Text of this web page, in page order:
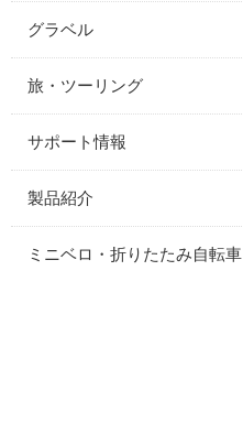
グラベル
旅・ツーリング
サポート情報
製品紹介
ミニベロ・折りたたみ自転車